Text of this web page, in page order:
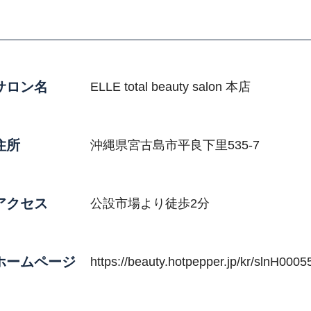
ロン名 ELLE total beauty salon 本店
所 沖縄県宮古島市平良下里535-7
クセス 公設市場より徒歩2分
ームページ https://beauty.hotpepper.jp/kr/